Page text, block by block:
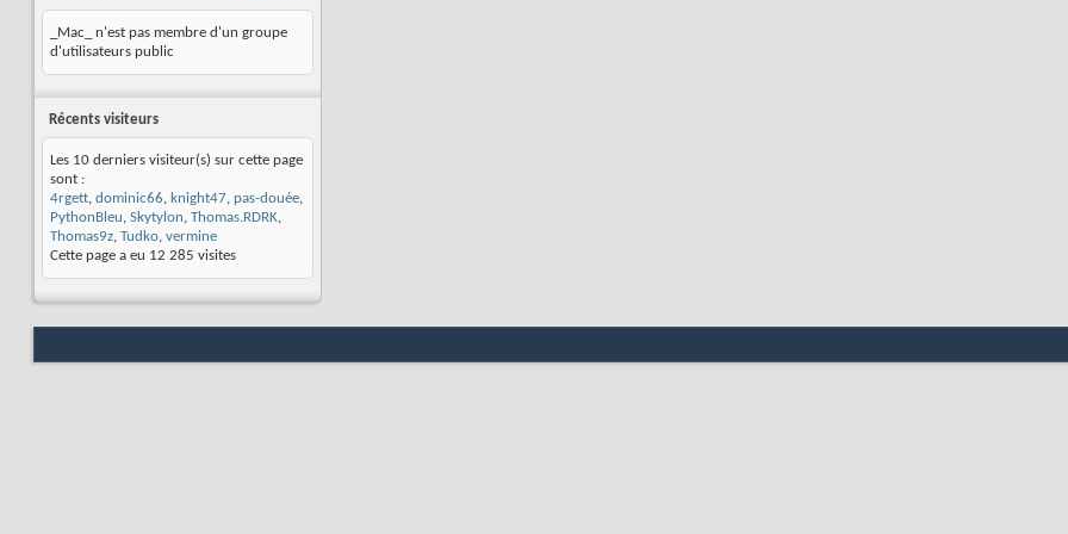
_Mac_ n'est pas membre d'un groupe
d'utilisateurs public
Récents visiteurs
Les 10 derniers visiteur(s) sur cette page
sont :
4rgett, dominic66, knight47, pas-douée,
PythonBleu, Skytylon, Thomas.RDRK,
Thomas9z, Tudko, vermine
Cette page a eu 12 285 visites